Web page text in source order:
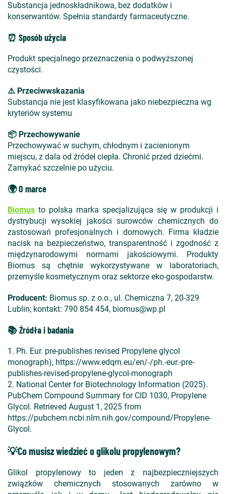
Substancja jednoskładnikowa, bez dodatków i
konserwantów. Spełnia standardy farmaceutyczne.
⏰ Sposób użycia
Produkt specjalnego przeznaczenia o podwyższonej
czystości.
⚠️ Przeciwwskazania
Substancja nie jest klasyfikowana jako niebezpieczna wg
kryteriów systemu
📦 Przechowywanie
Przechowywać w suchym, chłodnym i zacienionym
miejscu, z dala od źródeł ciepła. Chronić przed dziećmi.
Zamykać szczelnie po użyciu.
🌍 O marce
Biomus to polska marka specjalizująca się w produkcji i
dystrybucji wysokiej jakości surowców chemicznych do
zastosowań profesjonalnych i domowych. Firma kładzie
nacisk na bezpieczeństwo, transparentność i zgodność z
międzynarodowymi normami jakościowymi. Produkty
Biomus są chętnie wykorzystywane w laboratoriach,
przemyśle kosmetycznym oraz sektorze eko-gospodarstw.
Producent: Biomus sp. z o.o., ul. Chemiczna 7, 20-329
Lublin; kontakt: 790 854 454, biomus@wp.pl
📚 Źródła i badania
1. Ph. Eur. pre-publishes revised Propylene glycol
monograph), https://www.edqm.eu/en/-/ph.-eur.-pre-
publishes-revised-propylene-glycol-monograph
2. National Center for Biotechnology Information (2025).
PubChem Compound Summary for CID 1030, Propylene
Glycol. Retrieved August 1, 2025 from
https://pubchem.ncbi.nlm.nih.gov/compound/Propylene-
Glycol.
💡Co musisz wiedzieć o glikolu propylenowym?
Glikol propylenowy to jeden z najbezpieczniejszych
związków chemicznych stosowanych zarówno w